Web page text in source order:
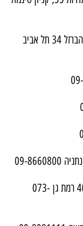
גיל שויד רפואה תעסוקתית עמותת “גוונים של סגול” רחוב הברזל 34 תל אביב
דפנה שלזינגר קשתי פסיכיאטריה פרטי רמת חן אלוף דויד 40 רמת גן 073-